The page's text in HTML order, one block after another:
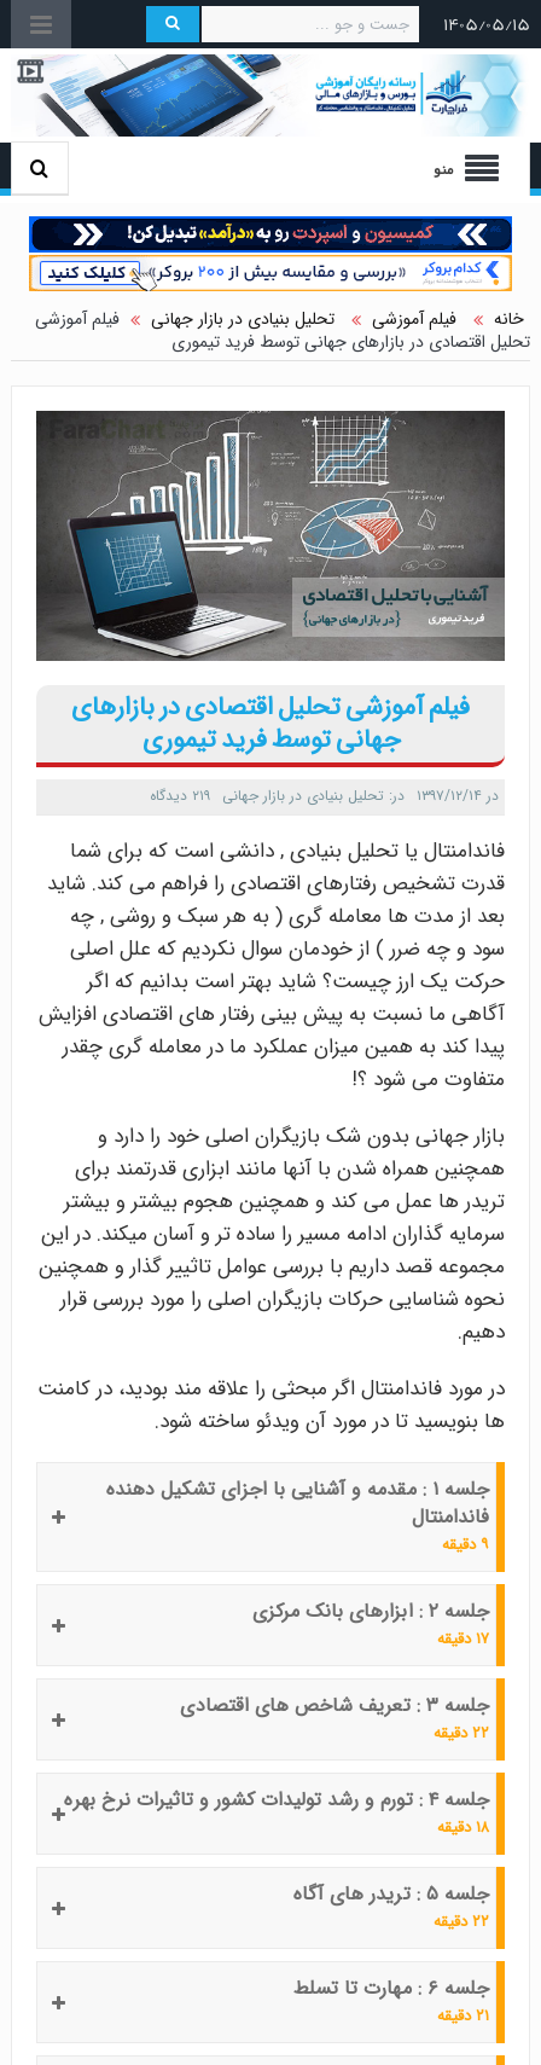
۱۴۰۵/۰۵/۱۵
منو
خانه فیلم آموزشی تحلیل بنیادی در بازار جهانی
فیلم آموزشی
تحلیل اقتصادی در بازارهای جهانی توسط فرید تیموری
فیلم آموزشی تحلیل اقتصادی در بازارهای
جهانی توسط فرید تیموری
در ۱۳۹۷/۱۲/۱۴ در: تحلیل بنیادی در بازار جهانی ۲۱۹ دیدگاه
فاندامنتال یا تحلیل بنیادی , دانشی است که برای شما
قدرت تشخیص رفتارهای اقتصادی را فراهم می کند. شاید
بعد از مدت ها معامله گری ( به هر سبک و روشی , چه
سود و چه ضرر ) از خودمان سوال نکردیم که علل اصلی
حرکت یک ارز چیست؟ شاید بهتر است بدانیم که اگر
آگاهی ما نسبت به پیش بینی رفتار های اقتصادی افزایش
پیدا کند به همین میزان عملکرد ما در معامله گری چقدر
متفاوت می شود ؟!
بازار جهانی بدون شک بازیگران اصلی خود را دارد و
همچنین همراه شدن با آنها مانند ابزاری قدرتمند برای
تریدر ها عمل می کند و همچنین هجوم بیشتر و بیشتر
سرمایه گذاران ادامه مسیر را ساده تر و آسان میکند. در این
مجموعه قصد داریم با بررسی عوامل تاثییر گذار و همچنین
نحوه شناسایی حرکات بازیگران اصلی را مورد بررسی قرار
دهیم.
در مورد فاندامنتال اگر مبحثی را علاقه مند بودید، در کامنت
ها بنویسید تا در مورد آن ویدئو ساخته شود.
جلسه ۱ : مقدمه و آشنایی با اجزای تشکیل دهنده
فاندامنتال
۹ دقیقه
جلسه ۲ : ابزارهای بانک مرکزی
۱۷ دقیقه
جلسه ۳ : تعریف شاخص های اقتصادی
۲۲ دقیقه
جلسه ۴ : تورم و رشد تولیدات کشور و تاثیرات نرخ بهره
۱۸ دقیقه
جلسه ۵ : تریدر های آگاه
۲۲ دقیقه
جلسه ۶ : مهارت تا تسلط
۲۱ دقیقه